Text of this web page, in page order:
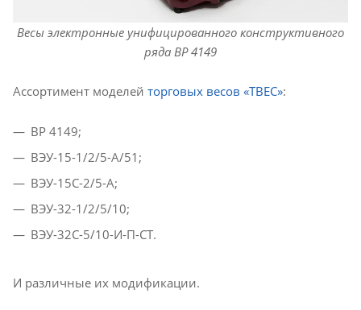
Весы электронные унифицированного конструктивного
ряда ВР 4149
Ассортимент моделей торговых весов «ТВЕС»:
ВР 4149;
ВЭУ-15-1/2/5-А/51;
ВЭУ-15С-2/5-А;
ВЭУ-32-1/2/5/10;
ВЭУ-32С-5/10-И-П-СТ.
И различные их модификации.